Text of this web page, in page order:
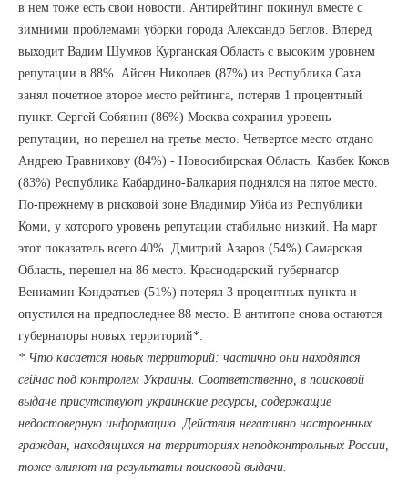
в нем тоже есть свои новости. Антирейтинг покинул вместе с
зимними проблемами уборки города Александр Беглов. Вперед
выходит Вадим Шумков Курганская Область с высоким уровнем
репутации в 88%. Айсен Николаев (87%) из Республика Саха
занял почетное второе место рейтинга, потеряв 1 процентный
пункт. Сергей Собянин (86%) Москва сохранил уровень
репутации, но перешел на третье место. Четвертое место отдано
Андрею Травникову (84%) - Новосибирская Область. Казбек Коков
(83%) Республика Кабардино-Балкария поднялся на пятое место.
По-прежнему в рисковой зоне Владимир Уйба из Республики
Коми, у которого уровень репутации стабильно низкий. На март
этот показатель всего 40%. Дмитрий Азаров (54%) Самарская
Область, перешел на 86 место. Краснодарский губернатор
Вениамин Кондратьев (51%) потерял 3 процентных пункта и
опустился на предпоследнее 88 место. В антитопе снова остаются
губернаторы новых территорий*.
* Что касается новых территорий: частично они находятся
сейчас под контролем Украины. Соответственно, в поисковой
выдаче присутствуют украинские ресурсы, содержащие
недостоверную информацию. Действия негативно настроенных
граждан, находящихся на территориях неподконтрольных России,
тоже влияют на результаты поисковой выдачи.